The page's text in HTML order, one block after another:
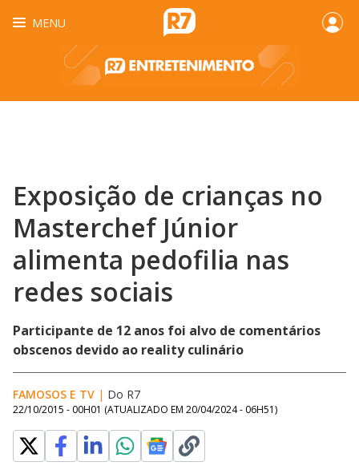
MENU
Exposição de crianças no
Masterchef Júnior
alimenta pedofilia nas
redes sociais
Participante de 12 anos foi alvo de comentários
obscenos devido ao reality culinário
FAMOSOS E TV | Do R7
22/10/2015 - 00H01 (ATUALIZADO EM 20/04/2024 - 06H51)